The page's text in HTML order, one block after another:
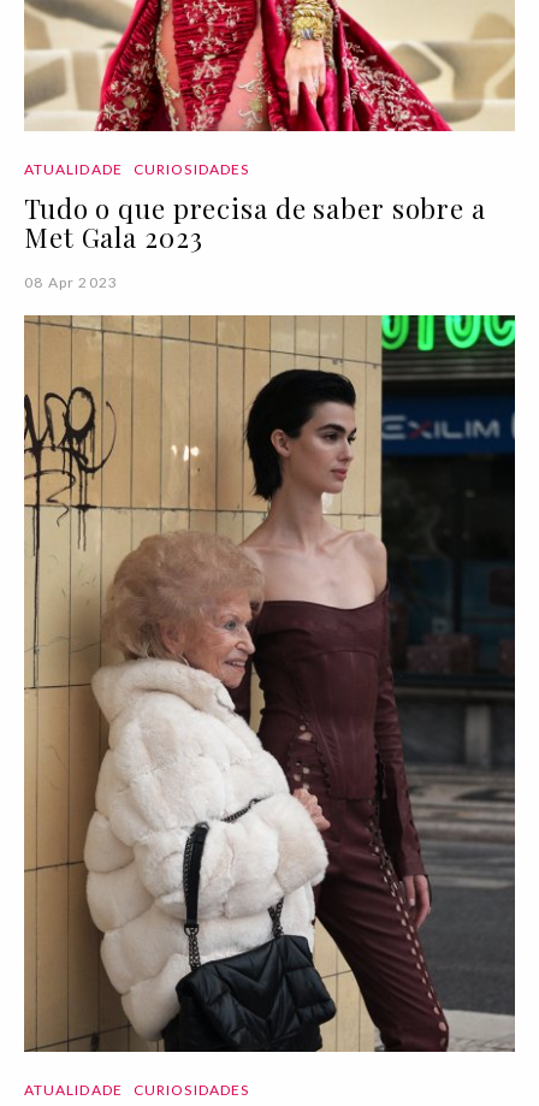
ATUALIDADE CURIOSIDADES
Tudo o que precisa de saber sobre a
Met Gala 2023
08 Apr 2023
ATUALIDADE CURIOSIDADES